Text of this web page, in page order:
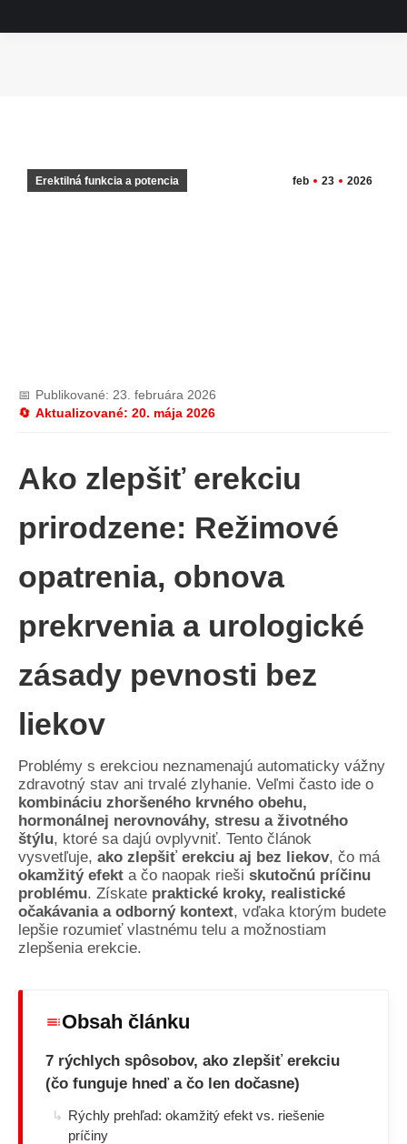
feb 23 2026
Erektilná funkcia a potencia
Publikované: 23. februára 2026
Aktualizované: 20. mája 2026
Ako zlepšiť erekciu
prirodzene: Režimové
opatrenia, obnova
prekrvenia a urologické
zásady pevnosti bez
liekov
Problémy s erekciou neznamenajú automaticky vážny
zdravotný stav ani trvalé zlyhanie. Veľmi často ide o
kombináciu zhoršeného krvného obehu,
hormonálnej nerovnováhy, stresu a životného
štýlu, ktoré sa dajú ovplyvniť. Tento článok
vysvetľuje, ako zlepšiť erekciu aj bez liekov, čo má
okamžitý efekt a čo naopak rieši skutočnú príčinu
problému. Získate praktické kroky, realistické
očakávania a odborný kontext, vďaka ktorým budete
lepšie rozumieť vlastnému telu a možnostiam
zlepšenia erekcie.
Obsah článku
7 rýchlych spôsobov, ako zlepšiť erekciu
(čo funguje hneď a čo len dočasne)
Rýchly prehľad: okamžitý efekt vs. riešenie
príčiny